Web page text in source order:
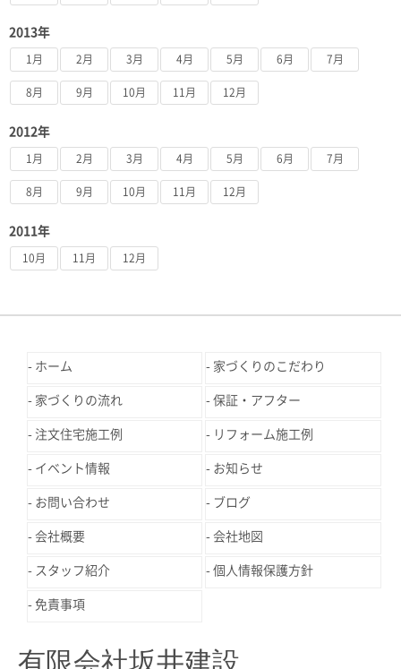
2013年
1月 2月 3月 4月 5月 6月 7月
8月 9月 10月 11月 12月
2012年
1月 2月 3月 4月 5月 6月 7月
8月 9月 10月 11月 12月
2011年
10月 11月 12月
ホーム 家づくりのこだわり
家づくりの流れ 保証・アフター
注文住宅施工例 リフォーム施工例
イベント情報 お知らせ
お問い合わせ ブログ
会社概要 会社地図
スタッフ紹介 個人情報保護方針
免責事項
有限会社坂井建設